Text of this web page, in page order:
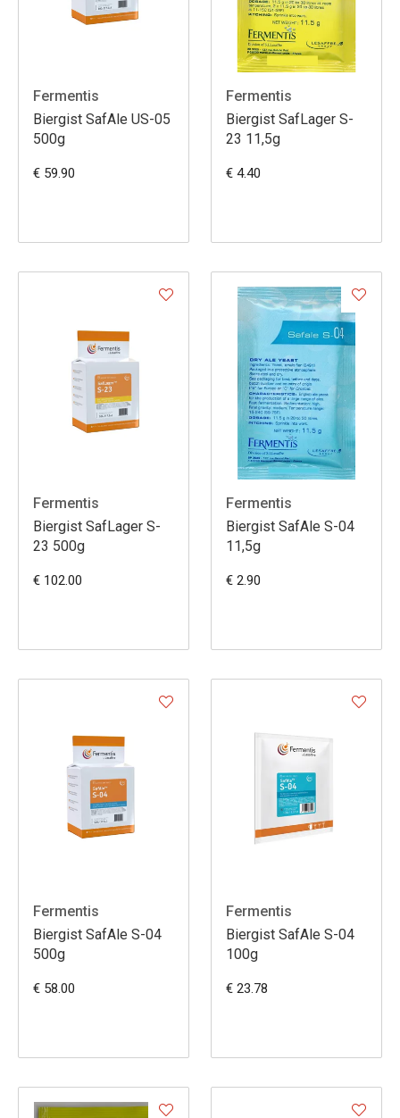
Fermentis
Biergist SafAle US-05
500g
€ 59.90
Fermentis
Biergist SafLager S-
23 11,5g
€ 4.40
Fermentis
Biergist SafLager S-
23 500g
€ 102.00
Fermentis
Biergist SafAle S-04
11,5g
€ 2.90
Fermentis
Biergist SafAle S-04
500g
€ 58.00
Fermentis
Biergist SafAle S-04
100g
€ 23.78